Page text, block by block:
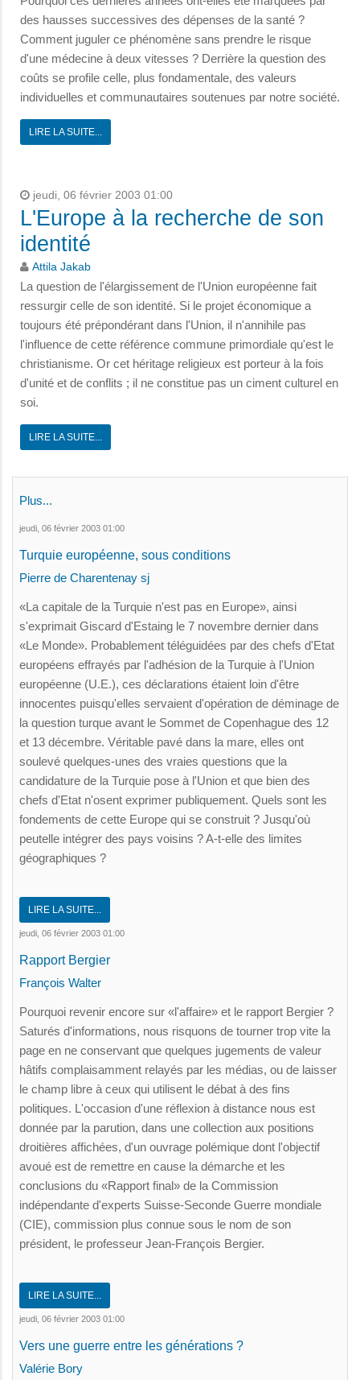
des hausses successives des dépenses de la santé ?
Comment juguler ce phénomène sans prendre le risque
d'une médecine à deux vitesses ? Derrière la question des
coûts se profile celle, plus fondamentale, des valeurs
individuelles et communautaires soutenues par notre société.
LIRE LA SUITE...
jeudi, 06 février 2003 01:00
L'Europe à la recherche de son
identité
Attila Jakab
La question de l'élargissement de l'Union européenne fait
ressurgir celle de son identité. Si le projet économique a
toujours été prépondérant dans l'Union, il n'annihile pas
l'influence de cette référence commune primordiale qu'est le
christianisme. Or cet héritage religieux est porteur à la fois
d'unité et de conflits ; il ne constitue pas un ciment culturel en
soi.
LIRE LA SUITE...
Plus...
jeudi, 06 février 2003 01:00
Turquie européenne, sous conditions
Pierre de Charentenay sj
«La capitale de la Turquie n'est pas en Europe», ainsi
s'exprimait Giscard d'Estaing le 7 novembre dernier dans
«Le Monde». Probablement téléguidées par des chefs d'Etat
européens effrayés par l'adhésion de la Turquie à l'Union
européenne (U.E.), ces déclarations étaient loin d'être
innocentes puisqu'elles servaient d'opération de déminage de
la question turque avant le Sommet de Copenhague des 12
et 13 décembre. Véritable pavé dans la mare, elles ont
soulevé quelques-unes des vraies questions que la
candidature de la Turquie pose à l'Union et que bien des
chefs d'Etat n'osent exprimer publiquement. Quels sont les
fondements de cette Europe qui se construit ? Jusqu'où
peutelle intégrer des pays voisins ? A-t-elle des limites
géographiques ?
LIRE LA SUITE...
jeudi, 06 février 2003 01:00
Rapport Bergier
François Walter
Pourquoi revenir encore sur «l'affaire» et le rapport Bergier ?
Saturés d'informations, nous risquons de tourner trop vite la
page en ne conservant que quelques jugements de valeur
hâtifs complaisamment relayés par les médias, ou de laisser
le champ libre à ceux qui utilisent le débat à des fins
politiques. L'occasion d'une réflexion à distance nous est
donnée par la parution, dans une collection aux positions
droitières affichées, d'un ouvrage polémique dont l'objectif
avoué est de remettre en cause la démarche et les
conclusions du «Rapport final» de la Commission
indépendante d'experts Suisse-Seconde Guerre mondiale
(CIE), commission plus connue sous le nom de son
président, le professeur Jean-François Bergier.
LIRE LA SUITE...
jeudi, 06 février 2003 01:00
Vers une guerre entre les générations ?
Valérie Bory